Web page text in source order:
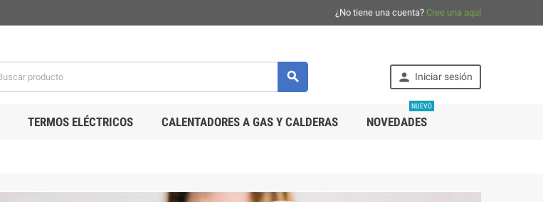
¿No tiene una cuenta? Cree una aquí
  Iniciar sesión
TERMOS ELÉCTRICOS CALENTADORES A GAS Y CALDERAS NOVEDADES
NUEVO